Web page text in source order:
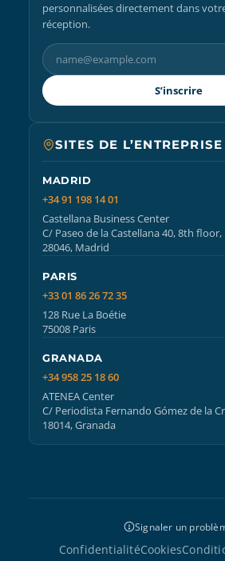
personnalisées directement dans
réception.
S’inscrire
SITES DE L’ENTREPRISE
MADRID
+34 91 198 14 01
Castellana Business Center
C/ Paseo de la Castellana 40, 8th floor,
28046, Madrid
PARIS
+33 01 86 26 72 35
128 Rue La Boétie
75008 Paris
GRANADA
+34 958 25 18 60
ATENEA Center
C/ Periodista Fernando Gómez de la
18014, Granada
Signaler un
ConfidentialitéCookies